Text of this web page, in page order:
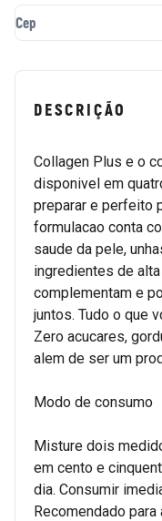
DESCRIÇÃO
Collagen Plus e o
disponivel em
preparar e perfeito
formulacao conta
saude da pele,
ingredientes de
complementam e
juntos. Tudo o que
Zero acucares,
alem de ser um
Modo de consumo
Misture dois
em cento e
dia. Consumir
Recomendado